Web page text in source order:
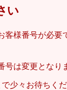
い
客様番号が必要
は変更となり
少々お待ちくだ